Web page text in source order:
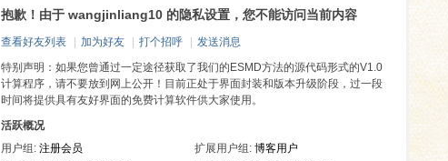
抱歉！由于 wangjinliang10 的隐私设置，您不能访问当前内容
查看好友列表 加为好友 打个招呼
发送消息
特别声明：如果您曾通过一定途径获取了我们的ESMD方法的源代码形式的V1.0
计算程序，请不要放到网上公开！目前正处于界面封装和版本升级阶段，过一段
时间将提供具有友好界面的免费计算软件供大家使用。
活跃概况
用户组: 注册会员 扩展用户组: 博客用户